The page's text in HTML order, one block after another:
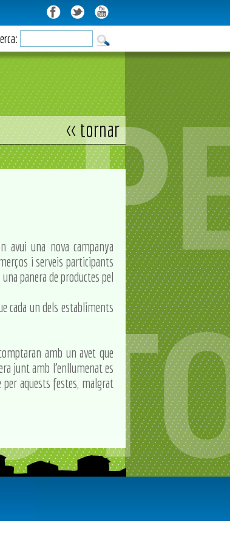
<< tornar
avui una nova campanya
i serveis participants
panera de productes pel
cada un dels establiments
amb un avet que
junt amb l'enllumenat es
aquests festes, malgrat